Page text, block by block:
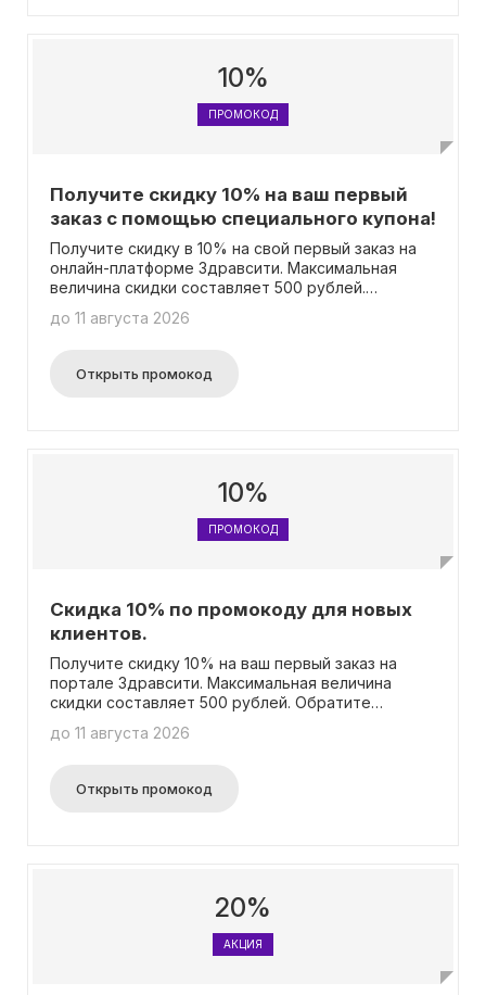
область, город Южно-Сахалинск и область,
10%
ПРОМОКОД
Получите скидку 10% на ваш первый
заказ с помощью специального купона!
Получите скидку в 10% на свой первый заказ на
онлайн-платформе Здравсити. Максимальная
величина скидки составляет 500 рублей.
распространяется на мобильное приложение и
до 11 августа 2026
Открыть промокод
10%
ПРОМОКОД
Скидка 10% по промокоду для новых
клиентов.
Получите скидку 10% на ваш первый заказ на
портале Здравсити. Максимальная величина
скидки составляет 500 рублей. Обратите
при оформлении заказа через мобильное
до 11 августа 2026
Открыть промокод
20%
АКЦИЯ